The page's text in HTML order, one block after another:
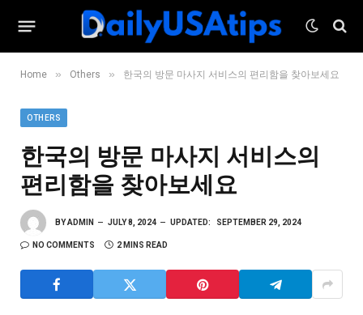
Home » Others » 한국의 방문 마사지 서비스의 편리함을 찾아보세요
OTHERS
한국의 방문 마사지 서비스의
편리함을 찾아보세요
BYADMIN JULY 8, 2024 UPDATED: SEPTEMBER 29, 2024
NO COMMENTS 2 MINS READ